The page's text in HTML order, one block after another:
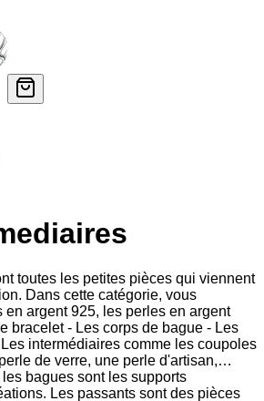
toutes les petites pièces qui viennent
Dans cette catégorie, vous
en argent 925, les perles en argent
bracelet - Les corps de bague - Les
intermédiaires comme les coupoles
de verre, une perle d'artisan,…
bagues sont les supports
Les passants sont des pièces